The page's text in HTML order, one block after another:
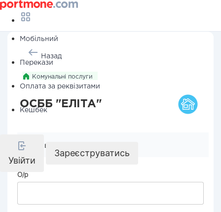
Мобільний
Перекази
Оплата за реквізитами
Кешбек
Увійти
Зареєструватись
Назад
Комунальні послуги
ОСББ "ЕЛІТА"
Реквізити компанії
О/р